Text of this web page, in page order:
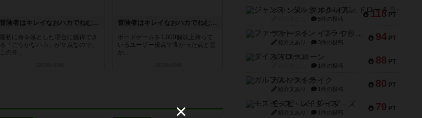
冒険者はキレイなおハカでねむりたい
最初に命を落とした場合に獲得でき
る「ごうかなハカ」が９点なので、
この９...
冒険者はキレイなおハカでねむりたい
ボードゲームを1,000個以上持って
いるユーザー視点で良かった点と悪
か...
118 PT
ジャンヌ・ダルク-オルレアン ドロー＆ライト
5件の投稿
94 PT
ファースト・イン・フライト
紹介文あり 3件の投稿
88 PT
ダイススローン
1件の投稿
80 PT
ガルフストライク
紹介文あり 1件の投稿
79 PT
モズビ－ズ・レイダ－ズ
紹介文あり 1件の投稿